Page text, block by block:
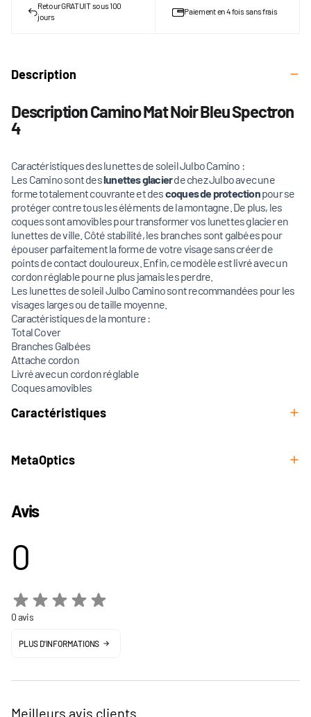
Retour GRATUIT sous 100
jours
Paiement en 4 fois sans frais
Description
Description Camino Mat Noir Bleu Spectron
4
Caractéristiques des lunettes de soleil Julbo Camino :
Les Camino sont deslunettes glacierde chez Julbo avec une
forme totalement couvrante et descoques de protectionpour se
protéger contre tous les éléments de la montagne. De plus, les
coques sont amovibles pour transformer vos lunettes glacier en
lunettes de ville. Côté stabilité, les branches sont galbées pour
épouser parfaitement la forme de votre visage sans créer de
points de contact douloureux. Enfin, ce modèle est livré avec un
cordon réglable pour ne plus jamais les perdre.
Les lunettes de soleil Julbo Camino sont recommandées pour les
visages larges ou de taille moyenne.
Caractéristiques de la monture :
Total Cover
Branches Galbées
Attache cordon
Livré avec un cordon réglable
Coques amovibles
Caractéristiques
MetaOptics
Avis
0
0 avis
PLUS D'INFORMATIONS
Meilleurs avis clients